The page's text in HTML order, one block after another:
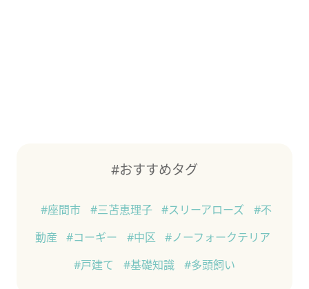
#おすすめタグ
#座間市 #三苫恵理子 #スリーアローズ
#不
動産
#コーギー #中区
#ノーフォークテリア
#戸建て
#基礎知識 #多頭飼い